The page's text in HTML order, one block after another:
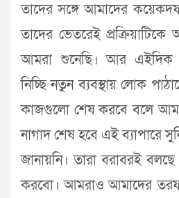
তাদের সঙ্গে আমাদের
তাদের ভেতরেই
আমরা শুনেছি। আর এইদিক
নিচ্ছি নতুন ব্যবস্থায় লোক
কাজগুলো শেষ করবে বলে
নাগাদ শেষ হবে এই ব্যাপারে
জানায়নি। তারা বরাবরই
করবো। আমরাও আমাদের তরফ